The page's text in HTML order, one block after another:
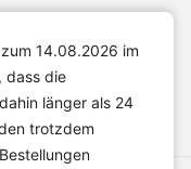
14.08.2026 im
dass die
länger als 24
trotzdem